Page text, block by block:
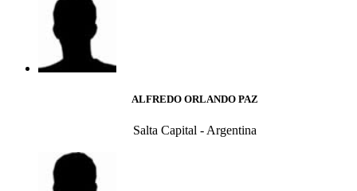
ALFREDO ORLANDO PAZ
Salta Capital - Argentina